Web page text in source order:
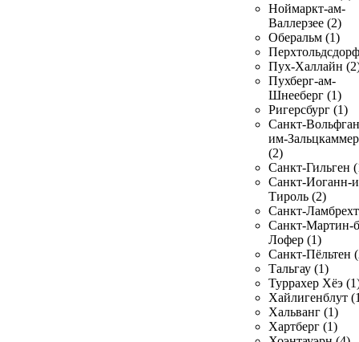
Ноймаркт-ам-
Валлерзее (2)
Оберальм (1)
Пух-Халлайн
Пухберг-ам-
Шнееберг (1)
Ригерсбург (1)
Санкт-
им-
(2)
Санкт-Гильген
Санкт-Иоганн-
Тироль (2)
Санкт-
Санкт-Мартин-
Лофер (1)
Санкт-Пёльтен
Тальгау (1)
Туррахер Хёэ
Хайлигенблут
Хальванг (1)
Хартберг (1)